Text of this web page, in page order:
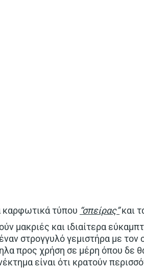
καρφωτικά τύπου “σπείρας”και
μακριές και ιδιαίτερα
στρογγυλό γεμιστήρα με τον
προς χρήση σε μέρη όπου
είναι ότι κρατούν